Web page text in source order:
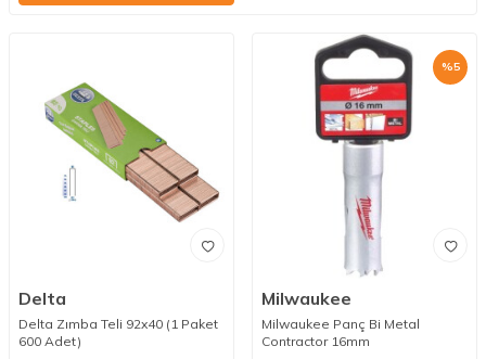
Delta
Delta Zımba Teli 92x40 (1 Paket
600 Adet)
%5
Milwaukee
Milwaukee Panç Bi Metal
Contractor 16mm